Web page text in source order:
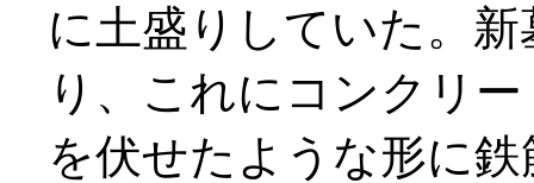
に土盛りしていた。
り、これにコンクリ
を伏せたような形に